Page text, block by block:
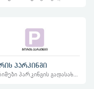
პარკინგი
ჯარიმები პარკინგის გადასახადი